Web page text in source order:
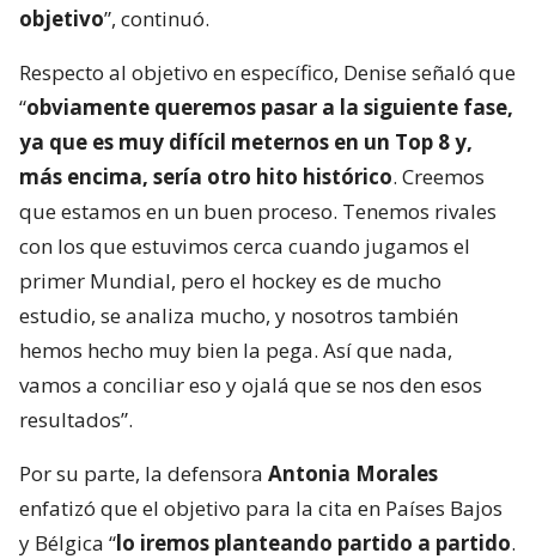
objetivo”, continuó.
Respecto al objetivo en específico, Denise señaló que
“obviamente queremos pasar a la siguiente fase,
ya que es muy difícil meternos en un Top 8 y,
más encima, sería otro hito histórico. Creemos
que estamos en un buen proceso. Tenemos rivales
con los que estuvimos cerca cuando jugamos el
primer Mundial, pero el hockey es de mucho
estudio, se analiza mucho, y nosotros también
hemos hecho muy bien la pega. Así que nada,
vamos a conciliar eso y ojalá que se nos den esos
resultados”.
Por su parte, la defensora Antonia Morales
enfatizó que el objetivo para la cita en Países Bajos
y Bélgica “lo iremos planteando partido a partido.